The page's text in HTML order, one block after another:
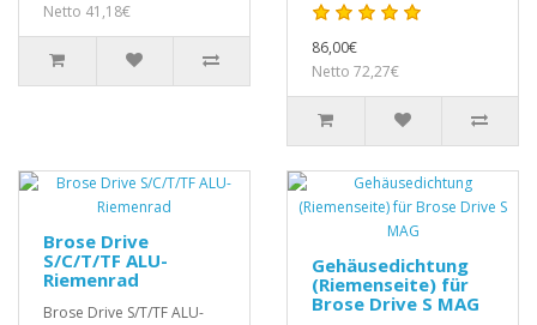
Netto 41,18€
86,00€
Netto 72,27€
Brose Drive
S/C/T/TF ALU-
Riemenrad
Brose Drive S/T/TF ALU-
Gehäusedichtung
(Riemenseite) für
Brose Drive S MAG